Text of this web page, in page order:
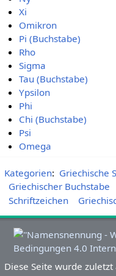
Xi
Omikron
Pi (Buchstabe)
Rho
Sigma
Tau (Buchstabe)
Ypsilon
Phi
Chi (Buchstabe)
Psi
Omega
Kategorien: Griechische
Griechischer Buchstabe
Schriftzeichen
Diese Seite wurde zuletzt